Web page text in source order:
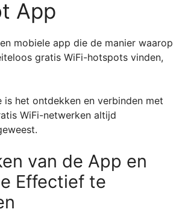
App
mobiele app die de manier waarop
gratis WiFi-hotspots vinden,
is het ontdekken en verbinden met
WiFi-netwerken altijd
van de App en
Effectief te